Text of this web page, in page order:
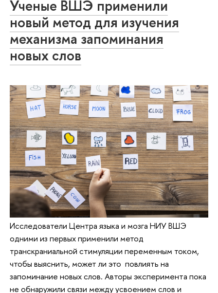
Ученые ВШЭ применили
новый метод для изучения
механизма запоминания
новых слов
Исследователи Центра языка и мозга НИУ ВШЭ
одними из первых применили метод
транскраниальной стимуляции переменным током,
чтобы выяснить, может ли это повлиять на
запоминание новых слов. Авторы эксперимента пока
не обнаружили связи между усвоением слов и